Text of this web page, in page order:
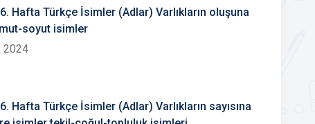
Hafta Türkçe İsimler (Adlar) Varlıkların oluşuna
soyut isimler
2024
Hafta Türkçe İsimler (Adlar) Varlıkların sayısına